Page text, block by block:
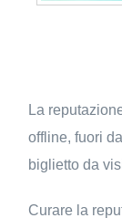
La
offline, fuori
biglietto da
Curare la